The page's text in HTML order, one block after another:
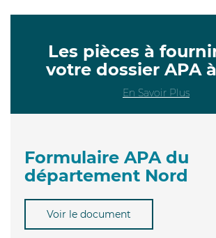
Les pièces à
votre dossier APA
En Savoir Plus
Formulaire APA du
département Nord
Voir le document